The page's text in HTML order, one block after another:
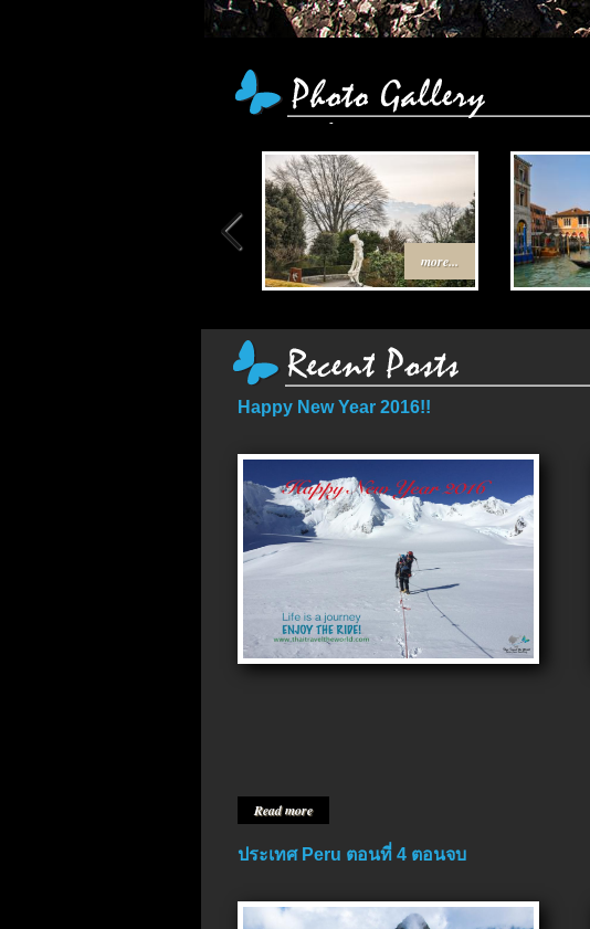
more...
Happy New Year 2016!!
Read more
ประเทศ Peru ตอนที่ 4 ตอนจบ